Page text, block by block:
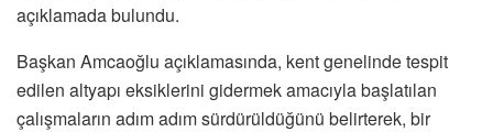
açıklamada bulundu.
Başkan Amcaoğlu açıklamasında, kent genelinde tespit
edilen altyapı eksiklerini gidermek amacıyla başlatılan
çalışmaların adım adım sürdürüldüğünü belirterek, bir